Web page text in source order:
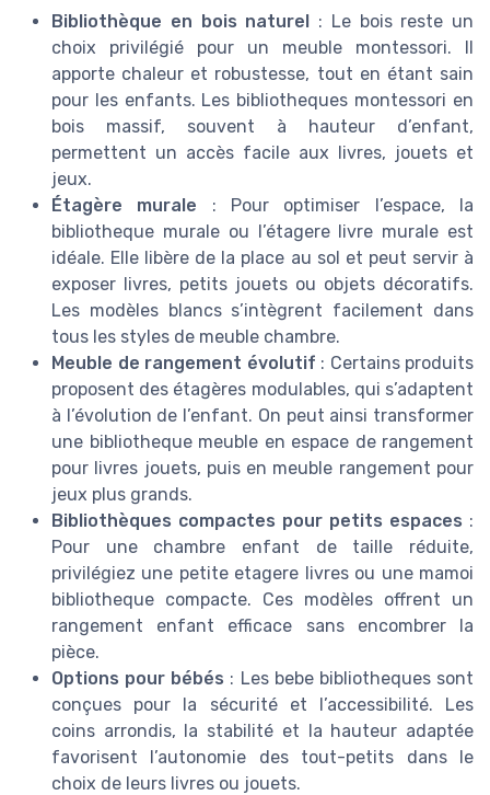
Bibliothèque en bois naturel : Le bois reste un
choix privilégié pour un meuble montessori. Il
apporte chaleur et robustesse, tout en étant sain
pour les enfants. Les bibliotheques montessori en
bois massif, souvent à hauteur d’enfant,
permettent un accès facile aux livres, jouets et
jeux.
Étagère murale : Pour optimiser l’espace, la
bibliotheque murale ou l’étagere livre murale est
idéale. Elle libère de la place au sol et peut servir à
exposer livres, petits jouets ou objets décoratifs.
Les modèles blancs s’intègrent facilement dans
tous les styles de meuble chambre.
Meuble de rangement évolutif : Certains produits
proposent des étagères modulables, qui s’adaptent
à l’évolution de l’enfant. On peut ainsi transformer
une bibliotheque meuble en espace de rangement
pour livres jouets, puis en meuble rangement pour
jeux plus grands.
Bibliothèques compactes pour petits espaces :
Pour une chambre enfant de taille réduite,
privilégiez une petite etagere livres ou une mamoi
bibliotheque compacte. Ces modèles offrent un
rangement enfant efficace sans encombrer la
pièce.
Options pour bébés : Les bebe bibliotheques sont
conçues pour la sécurité et l’accessibilité. Les
coins arrondis, la stabilité et la hauteur adaptée
favorisent l’autonomie des tout-petits dans le
choix de leurs livres ou jouets.